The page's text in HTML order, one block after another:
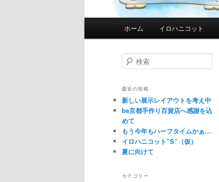
ホーム イロハニコット
検
索
最近の投稿
新しい展示レイアウトを考え中
be京都手作り百貨店へ感謝を込
めて
もう今年もハーフタイムかぁ…
イロハニコット”S”（仮）
夏に向けて
カテゴリー